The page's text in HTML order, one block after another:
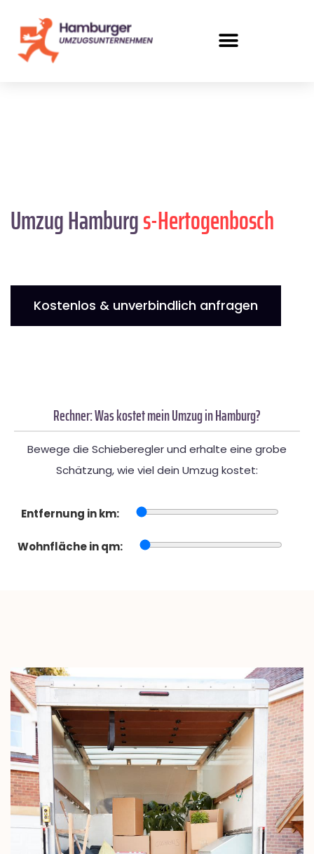
Umzug Hamburgs-Hertogenbosch
Kostenlos & unverbindlich anfragen
Rechner: Was kostet mein Umzug in Hamburg?
Bewege die Schieberegler und erhalte eine grobe
Schätzung, wie viel dein Umzug kostet:
Entfernung in km:
Wohnfläche in qm: